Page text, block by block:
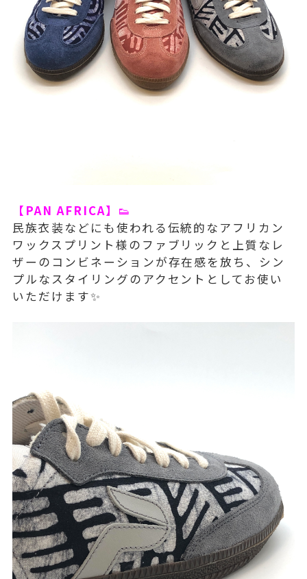
【PAN AFRICA】 👟
民族衣装などにも使われる伝統的なアフリカン
ワックスプリント様のファブリックと上質なレ
ザーのコンビネーションが存在感を放ち、シン
プルなスタイリングのアクセントとしてお使い
いただけます✨